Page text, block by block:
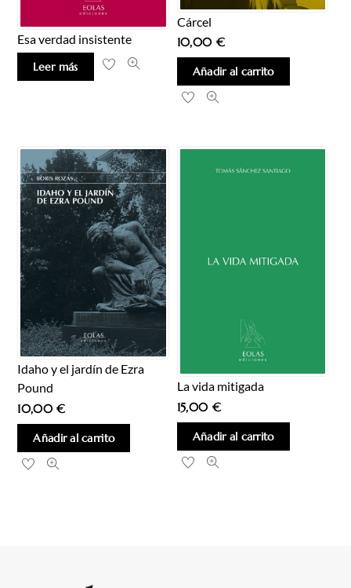
Esa verdad insistente
Leer más
Cárcel
10,00 €
Añadir al carrito
Idaho y el jardín de Ezra
Pound
10,00€
Añadir al carrito
La vida mitigada
15,00 €
Añadir al carrito